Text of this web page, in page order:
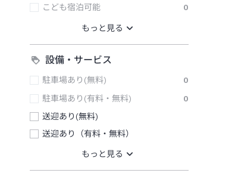
こども宿泊可能
0
設備・サービス
駐車場あり(無料)
0
駐車場あり(有料・無料)
0
送迎あり(無料)
送迎あり（有料・無料）